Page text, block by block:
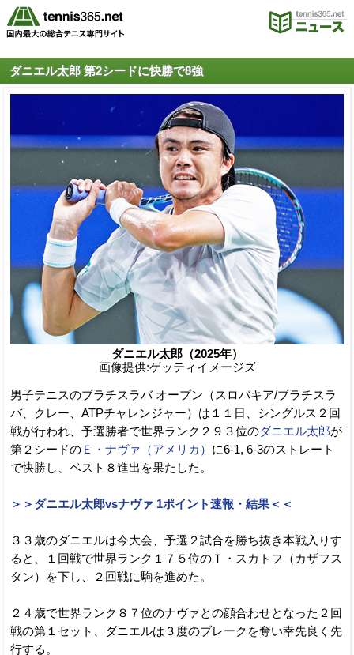
ダニエル太郎 第2シードに快勝で8強
ダニエル太郎（2025年）
画像提供:ゲッティイメージズ
男子テニスのブラチスラバ オープン（スロバキア/ブラチスラ
バ、クレー、ATPチャレンジャー）は１１日、シングルス２回
戦が行われ、予選勝者で世界ランク２９３位のダニエル太郎が
第２シードの Ｅ・ナヴァ（アメリカ） に6-1, 6-3のストレート
で快勝し、ベスト８進出を果たした。
＞＞ダニエル太郎vsナヴァ 1ポイント速報・結果＜＜
３３歳のダニエルは今大会、予選２試合を勝ち抜き本戦入りす
ると、１回戦で世界ランク１７５位のＴ・スカトフ（カザフス
タン）を下し、２回戦に駒を進めた。
２４歳で世界ランク８７位のナヴァとの顔合わせとなった２回
戦の第１セット、ダニエルは３度のブレークを奪い幸先良く先
行する。